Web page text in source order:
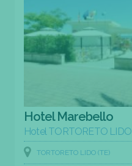
Hotel Marebello
Hotel TORTORETO LIDO
TORTORETO LIDO (TE)